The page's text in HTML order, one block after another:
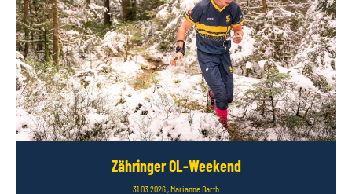
Zähringer OL-Weekend
31.03.2026 , Marianne Barth